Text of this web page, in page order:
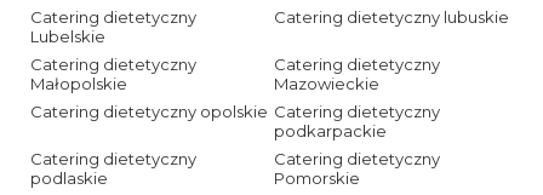
Catering dietetyczny
Lubelskie
Catering dietetyczny lubuskie
Catering dietetyczny
Małopolskie
Catering dietetyczny
Mazowieckie
Catering dietetyczny opolskie Catering dietetyczny
podkarpackie
Catering dietetyczny
podlaskie
Catering dietetyczny
Pomorskie